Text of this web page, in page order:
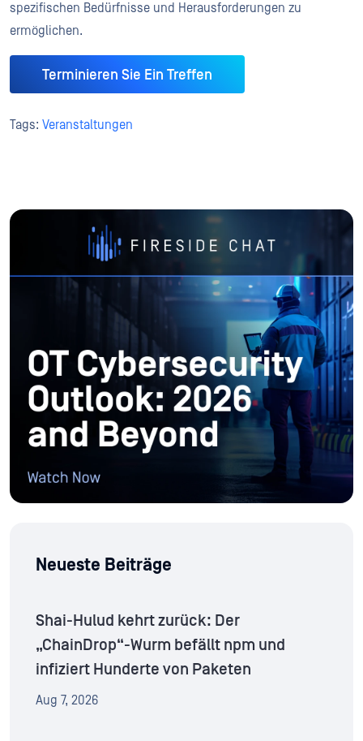
spezifischen Bedürfnisse und Herausforderungen zu
ermöglichen.
Terminieren Sie Ein Treffen
Tags: Veranstaltungen
Neueste Beiträge
Shai-Hulud kehrt zurück: Der
„ChainDrop“-Wurm befällt npm und
infiziert Hunderte von Paketen
Aug 7, 2026